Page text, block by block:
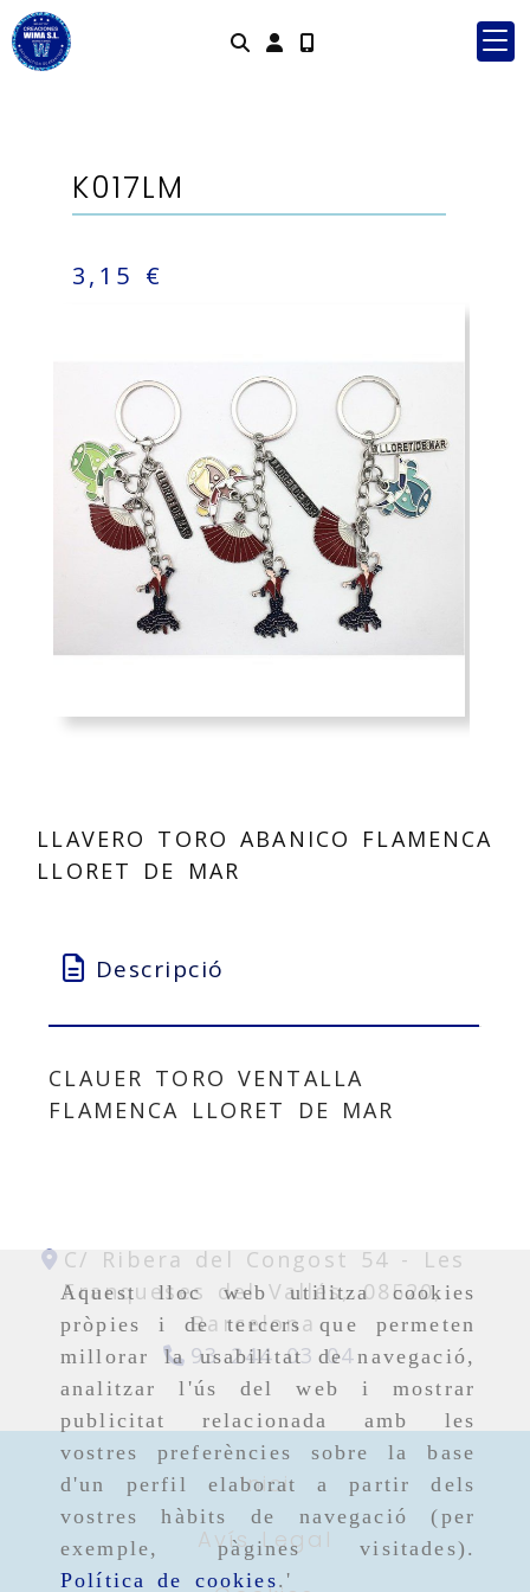
Aquest lloc web utilitza cookies
pròpies i de tercers que permeten
millorar la usabilitat de navegació,
analitzar l'ús del web i mostrar
publicitat relacionada amb les
vostres preferències sobre la base
d'un perfil elaborat a partir dels
vostres hàbits de navegació (per
exemple, pàgines visitades).
Política de cookies.'
Identifícat
K017LM
3,15 €
LLAVERO TORO ABANICO FLAMENCA
LLORET DE MAR
Descripció
CLAUER TORO VENTALLA
FLAMENCA LLORET DE MAR
C/ Ribera del Congost 54 -
Les
Franqueses del Vallés,08520,
Barcelona
93 244 03 04
Inici
Avís Legal